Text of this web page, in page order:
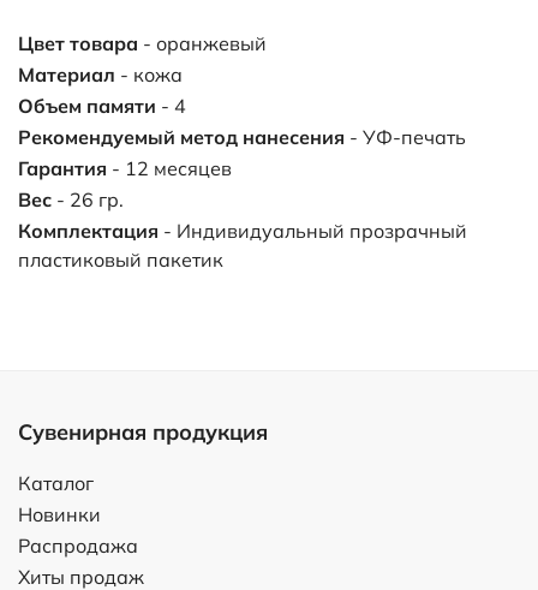
Цвет товара - оранжевый
Материал - кожа
Объем памяти - 4
Рекомендуемый метод нанесения - УФ-печать
Гарантия - 12 месяцев
Вес - 26 гр.
Комплектация - Индивидуальный прозрачный
пластиковый пакетик
Сувенирная продукция
Каталог
Новинки
Распродажа
Хиты продаж